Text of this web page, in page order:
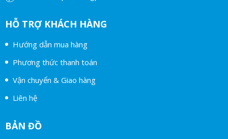
HỖ TRỢ KHÁCH HÀNG
Hướng dẫn mua hàng
Phương thức thanh toán
Vận chuyển & Giao hàng
Liên hệ
BẢN ĐỒ